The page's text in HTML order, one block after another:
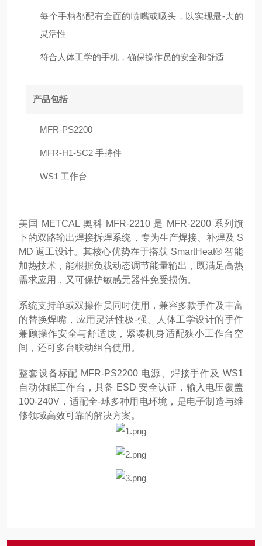
每个手柄都配有全面的喷嘴或吸头，以实现最-大的
灵活性
符合人体工学的手机，确保操作员的安全和舒适
产品包括
MFR-PS2200
MFR-H1-SC2 手持件
WS1 工作台
美国 METCAL 奥科 MFR-2210 是 MFR-2200 系列旗
下的双路输出焊接拆焊系统，专为生产焊接、补焊及 S
MD 返工设计。其核心优势在于搭载 SmartHeat® 智能
加热技术，能根据负载动态调节能量输出，既满足高热
需求应用，又可保护敏感元器件免受损伤。
系统支持单或双操作员同时使用，兼容多款手件及丰富
的替换焊嘴，应用灵活性极-强。人体工学设计的手件
兼顾操作安全与舒适度，紧凑机身适配狭小工作台空
间，还可多台联动组合使用。
整套设备标配 MFR-PS2200 电源、焊接手件及 WS1
自动休眠工作台，具备 ESD 安全认证，输入电压覆盖
100-240V，适配全-球多种用电环境，是电子制造与维
修领域高效可靠的解决方案。